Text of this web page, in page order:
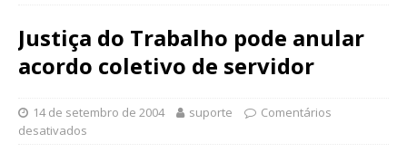
Justiça do Trabalho pode anular
acordo coletivo de servidor
14 de setembro de 2004 suporte
Comentários
desativados